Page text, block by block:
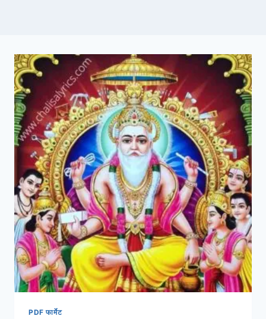
PDF फार्मेट